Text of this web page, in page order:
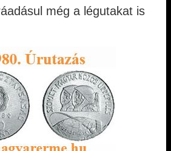
még a légutakat is